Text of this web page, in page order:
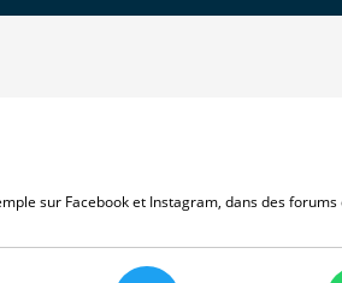
sur Facebook et Instagram, dans des